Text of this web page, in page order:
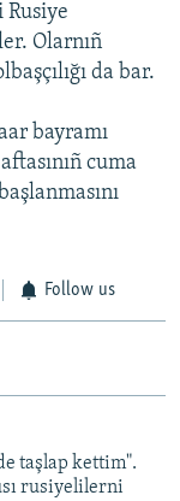
Olarnıñ
da bar.
bayramı
cuma
Follow us
taşlap kettim".
rusiyelilerni